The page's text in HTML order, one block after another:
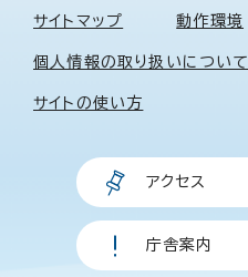
サイトマップ 動作環境
個人情報の取り扱いについて
サイトの使い方
アクセス
庁舎案内